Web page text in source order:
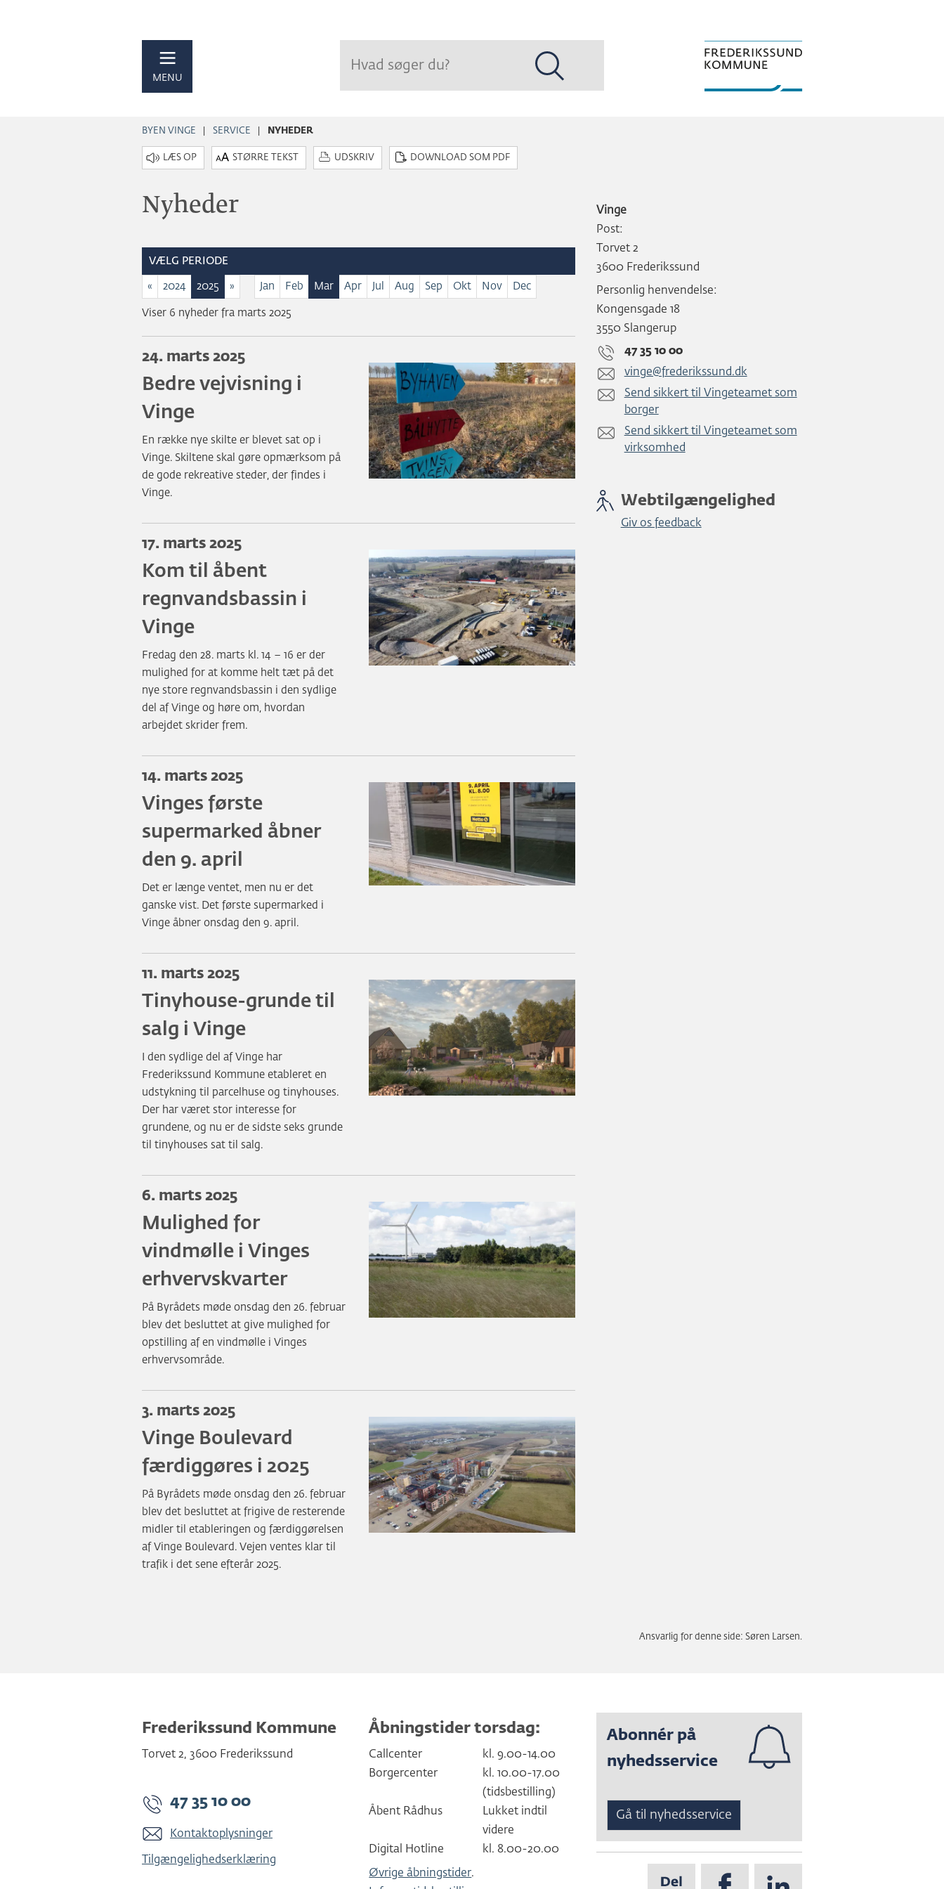
MENU
BYEN VINGE SERVICE NYHEDER
STØRRE TEKST UDSKRIV DOWNLOAD SOM PDF
Nyheder
VÆLG PERIODE
« 2024 2025 » Jan Feb Mar Apr Jul Aug Sep Okt Nov Dec
Viser 6 nyheder fra marts 2025
24. marts 2025
Bedre vejvisning i
Vinge
En række nye skilte er blevet sat op i
Vinge. Skiltene skal gøre opmærksom på
de gode rekreative steder, der findes i
Vinge.
17. marts 2025
Kom til åbent
regnvandsbassin i
Vinge
Fredag den 28. marts kl. 14 – 16 er der
mulighed for at komme helt tæt på det
nye store regnvandsbassin i den sydlige
del af Vinge og høre om, hvordan
arbejdet skrider frem.
14. marts 2025
Vinges første
supermarked åbner
den 9. april
Det er længe ventet, men nu er det
ganske vist. Det første supermarked i
Vinge åbner onsdag den 9. april.
11. marts 2025
Tinyhouse-grunde til
salg i Vinge
I den sydlige del af Vinge har
Frederikssund Kommune etableret en
udstykning til parcelhuse og tinyhouses.
Der har været stor interesse for
grundene, og nu er de sidste seks grunde
til tinyhouses sat til salg.
6. marts 2025
Mulighed for
vindmølle i Vinges
erhvervskvarter
På Byrådets møde onsdag den 26. februar
blev det besluttet at give mulighed for
opstilling af en vindmølle i Vinges
erhvervsområde.
3. marts 2025
Vinge Boulevard
færdiggøres i 2025
På Byrådets møde onsdag den 26. februar
blev det besluttet at frigive de resterende
midler til etableringen og færdiggørelsen
af Vinge Boulevard. Vejen ventes klar til
trafik i det sene efterår 2025.
Vinge
Post:
Torvet 2
3600 Frederikssund
Personlig henvendelse:
Kongensgade 18
3550 Slangerup
47 35 10 00
vinge@frederikssund.dk
Send sikkert til Vingeteamet som
borger
Send sikkert til Vingeteamet som
virksomhed
Webtilgængelighed
Giv os feedback
Ansvarlig for denne side: Søren Larsen.
Frederikssund Kommune
Torvet 2, 3600 Frederikssund
47 35 10 00
Kontaktoplysninger
Tilgængelighedserklæring
Åbningstider torsdag:
Callcenter
kl. 9.00-14.00
Borgercenter
kl. 10.00-17.00
(tidsbestilling)
Åbent Rådhus
Lukket indtil
videre
Digital Hotline
kl. 8.00-20.00
Øvrige åbningstider.
Abonnér på
nyhedsservice
Gå til nyhedsservice